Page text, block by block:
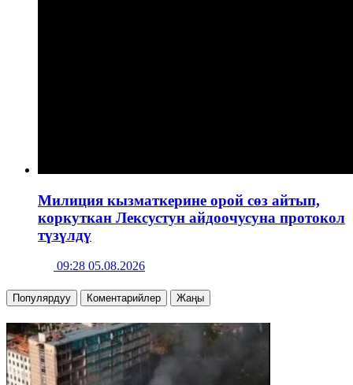
Милиция кызматкерине орой сөз айтып,
коркуткан Лексустун айдоочусуна протокол
түзүлдү
09:28 05.08.2026
Популярдуу Коментарийлер Жаңы